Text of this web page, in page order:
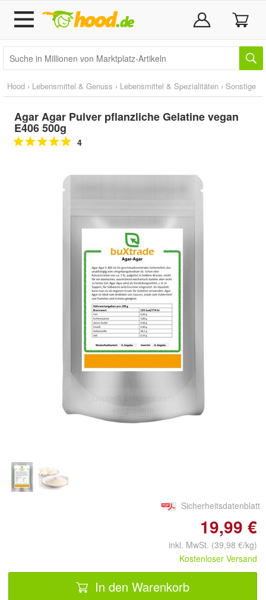
Hood › Lebensmittel & Genuss › Lebensmittel & Spezialitäten › Sonstige
Agar Agar Pulver pflanzliche Gelatine vegan
E406 500g
4
vergrößern
Sicherheitsdatenblatt
19,99 €
inkl. MwSt. (39,98 €/kg)
Kostenloser Versand
In den Warenkorb